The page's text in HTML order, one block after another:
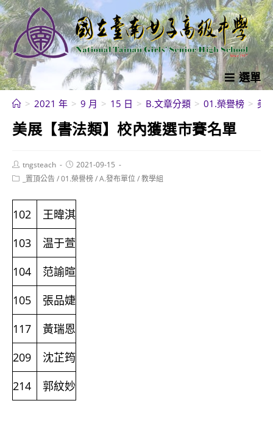
跳
轉
至
主
要
內
選單
> 2021 年 > 9 月 > 15 日 > B.文章分類 > 01.榮譽榜 > 美
美展【書法類】校內獲選市賽名單
Post
author:
tngsteach
Post
published:
2021-09-15
Post _置頂公告/01.榮譽榜/A.發布單位/教學組
102
王暐淇
103
温于萱
104
范諭暄
105
張品婕
117
黃瑞恩
209
沈芷筠
214
郭紋妙